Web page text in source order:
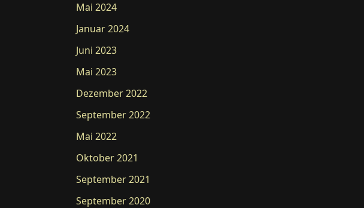
Mai 2024
Januar 2024
Juni 2023
Mai 2023
Dezember 2022
September 2022
Mai 2022
Oktober 2021
September 2021
September 2020